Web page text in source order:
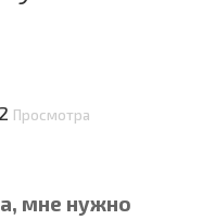
Просмотра
мне нужно